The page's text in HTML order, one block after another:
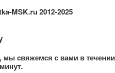
MSK.ru 2012-2025
мы свяжемся с вами в течении